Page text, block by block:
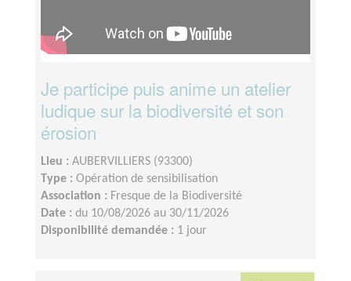
Je participe puis anime un atelier
ludique sur la biodiversité et son
érosion
Lieu : AUBERVILLIERS (93300)
Type : Opération de sensibilisation
Association : Fresque de la Biodiversité
Date : du 10/08/2026 au 30/11/2026
Disponibilité demandée : 1 jour